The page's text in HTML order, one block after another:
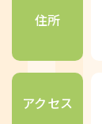
住所
アクセス